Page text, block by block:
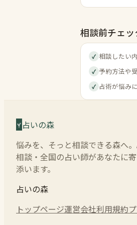
相談前チェッ
✓ 相談したい
✓ 予約方法や
✓ 占術が悩み
占いの森
悩みを、そっと相談できる森へ
相談・全国の占い師があなたに
添います。
占いの森
トップページ運営会社利用規約